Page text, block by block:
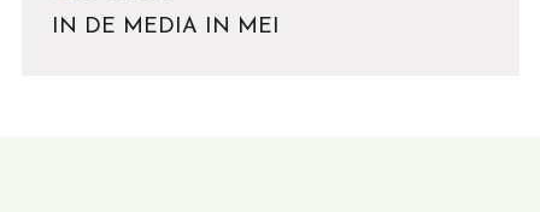
IN DE MEDIA IN MEI